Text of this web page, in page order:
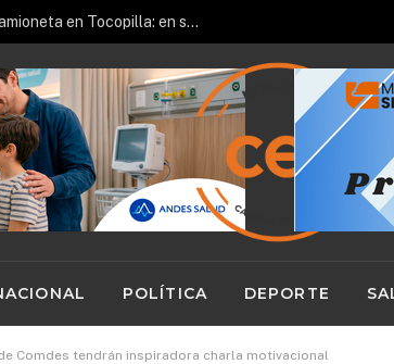
Adolescente fue detenido por robo de camioneta en Tocopilla: en su huida chocó vehículo policial
POLÍTICA DEPORTE
Comdes tendrán inspiradora charla motivacional